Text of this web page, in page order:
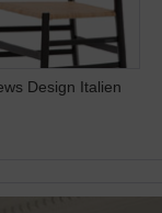
Design Italien